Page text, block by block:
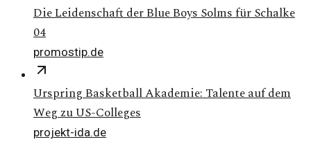
Die Leidenschaft der Blue Boys Solms für Schalke
04
promostip.de
Urspring Basketball Akademie: Talente auf dem
Weg zu US-Colleges
projekt-ida.de